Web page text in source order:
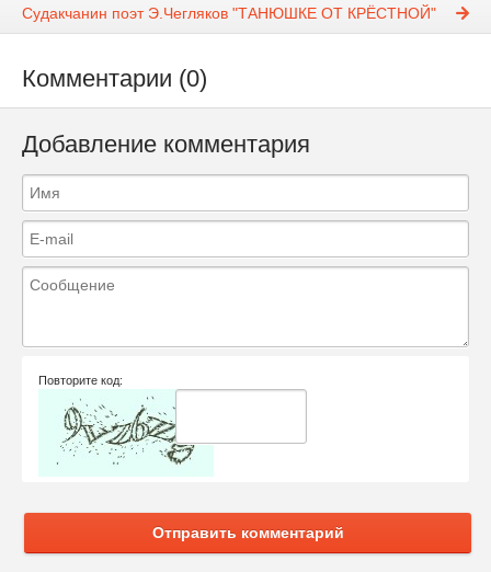
Судакчанин поэт Э.Чегляков "ТАНЮШКЕ ОТ КРЁСТНОЙ"
Комментарии (0)
Добавление комментария
Повторите код:
Отправить комментарий